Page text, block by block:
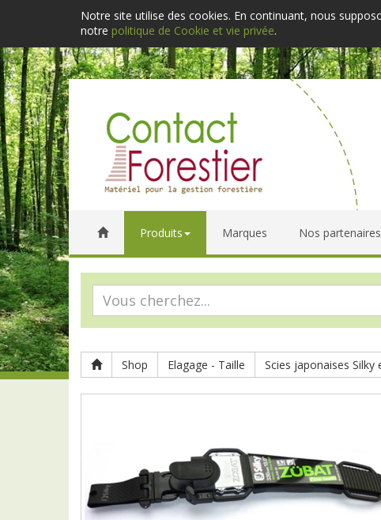
Notre site utilise des cookies. En continuant, nous
notre politique de Cookie et vie privée.
Produits Marques Nos
Shop Elagage - Taille Scies japonaises Silky